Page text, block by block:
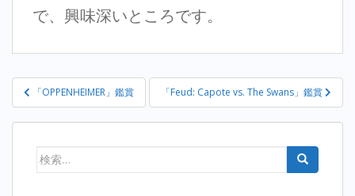
で、興味深いところです。
投
稿
ナ
「OPPENHEIMER」鑑賞 「Feud: Capote vs. The Swans」鑑賞
検